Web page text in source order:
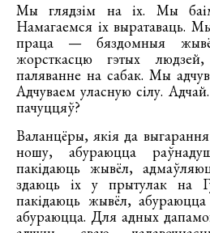
Мы глядзім на іх. Мы
Намагаемся іх выратаваць.
праца — бяздомныя
жорсткасцю гэтых
паляванне на сабак. Мы
Адчуваем уласную сілу.
пачуццяў?
Валанцёры, якія да
ношу, абураюцца
пакідаюць жывёл,
здаюць іх у прытулак на
пакідаюць жывёл,
абураюцца. Для адных